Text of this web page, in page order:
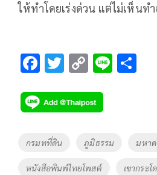
ให้ทําโดยเร่งด่วน แต่ไม่เห็นทํา
F
e
b
o
o
T
tt
er
C
p
y
Li
Li
Tags
กรมทที่ดิน ภูมิธรรม มหา
หนังสือพิมพ์ไทยโพสต์ เขากระโ